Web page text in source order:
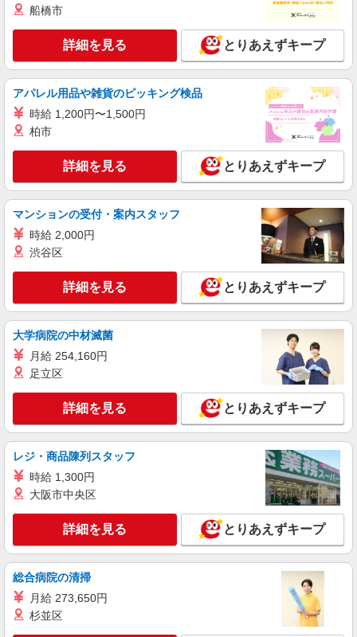
船橋市
詳細を見る とりあえずキープ
アパレル用品や雑貨のピッキング検品
時給 1,200円〜1,500円
柏市
詳細を見る とりあえずキープ
マンションの受付・案内スタッフ
時給 2,000円
渋谷区
詳細を見る とりあえずキープ
大学病院の中材滅菌
月給 254,160円
足立区
詳細を見る とりあえずキープ
レジ・商品陳列スタッフ
時給 1,300円
大阪市中央区
詳細を見る とりあえずキープ
総合病院の清掃
月給 273,650円
杉並区